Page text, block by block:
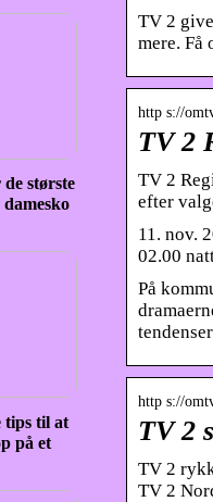
TV 2
mere. Få
http s://
TV 2
TV 2
efter
11. nov.
02.00
På
http s://
TV 2
TV 2
TV 2
største
tips til at
på et